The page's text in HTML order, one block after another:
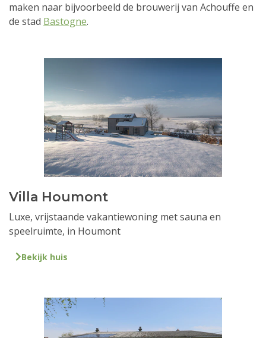
maken naar bijvoorbeeld de brouwerij van Achouffe en
de stad Bastogne.
Villa Houmont
Luxe, vrijstaande vakantiewoning met sauna en
speelruimte, in Houmont
Bekijk huis